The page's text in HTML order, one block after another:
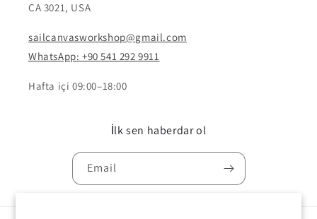
CA 3021, USA
sailcanvasworkshop@gmail.com
WhatsApp: +90 541 292 9911
Hafta içi 09:00–18:00
İlk sen haberdar ol
Email